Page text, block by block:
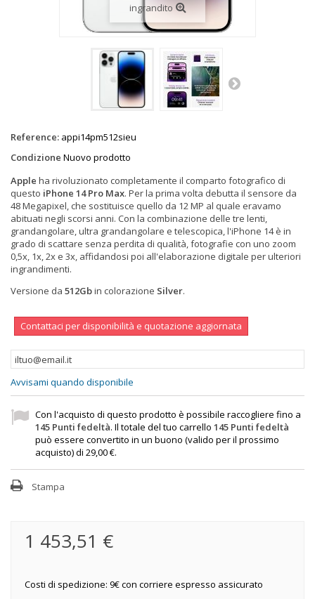
ingrandito
Reference: appi14pm512sieu
Condizione Nuovo prodotto
Apple ha rivoluzionato completamente il comparto fotografico di
questo iPhone 14 Pro Max. Per la prima volta debutta il sensore da
48 Megapixel, che sostituisce quello da 12 MP al quale eravamo
abituati negli scorsi anni. Con la combinazione delle tre lenti,
grandangolare, ultra grandangolare e telescopica, l'iPhone 14 è in
grado di scattare senza perdita di qualità, fotografie con uno zoom
0,5x, 1x, 2x e 3x, affidandosi poi all'elaborazione digitale per ulteriori
ingrandimenti.
Versione da 512Gbin colorazione Silver.
Contattaci per disponibilità e quotazione aggiornata
Avvisami quando disponibile
Con l'acquisto di questo prodotto è possibile raccogliere fino a
145 Punti fedeltà. Il totale del tuo carrello 145 Punti fedeltà
può essere convertito in un buono (valido per il prossimo
acquisto) di 29,00 €.
Stampa
1 453,51 €
Costi di spedizione: 9€ con corriere espresso assicurato